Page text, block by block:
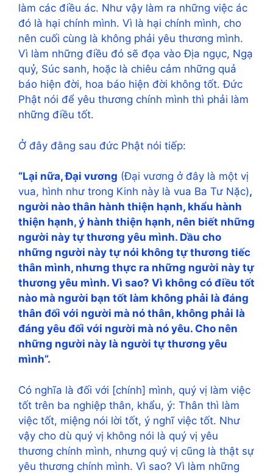
làm các điều ác. Như vậy làm ra những việc ác
đó là hại chính mình. Vì là hại chính mình, cho
nên cuối cùng là không phải yêu thương mình.
Vì làm những điều đó sẽ đọa vào Địa ngục, Ngạ
quỷ, Súc sanh, hoặc là chiêu cảm những quả
báo hiện đời, hoa báo hiện đời không tốt. Đức
Phật nói để yêu thương chính mình thì phải làm
những điều tốt.
Ở đây đằng sau đức Phật nói tiếp:
“Lại nữa, Đại vương (Đại vương ở đây là một vị
vua, hình như trong Kinh này là vua Ba Tư Nặc),
người nào thân hành thiện hạnh, khẩu hành
thiện hạnh, ý hành thiện hạnh, nên biết những
người này tự thương yêu mình. Dầu cho
những người này tự nói không tự thương tiếc
thân mình, nhưng thực ra những người này tự
thương yêu mình. Vì sao? Vì không có điều tốt
nào mà người bạn tốt làm không phải là đáng
thân đối với người mà nó thân, không phải là
đáng yêu đối với người mà nó yêu. Cho nên
những người này là người tự thương yêu
mình”.
Có nghĩa là đối với [chính] mình, quý vị làm việc
tốt trên ba nghiệp thân, khẩu, ý: Thân thì làm
việc tốt, miệng nói lời tốt, ý nghĩ việc tốt. Như
vậy cho dù quý vị không nói là quý vị yêu
thương chính mình, nhưng quý vị cũng là thật sự
yêu thương chính mình. Vì sao? Vì làm những